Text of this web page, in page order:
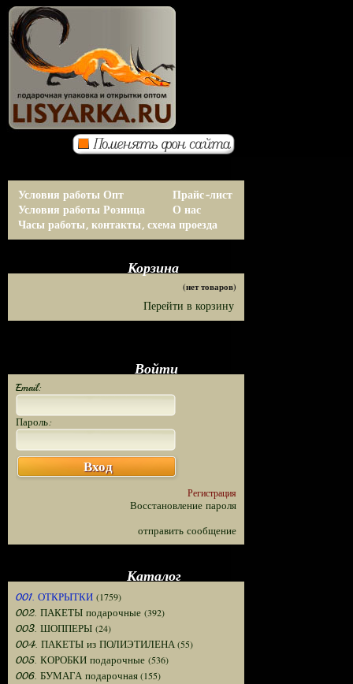
Условия работы Опт
Условия работы Розница
Прайс-лист
О нас
Часы работы, контакты, схема проезда
Корзина
(нет товаров)
Перейти в корзину
Войти
Email:
Пароль:
Вход
Регистрация
Восстановление пароля
отправить сообщение
Каталог
001. ОТКРЫТКИ (1759)
002. ПАКЕТЫ подарочные (392)
003. ШОППЕРЫ (24)
004. ПАКЕТЫ из ПОЛИЭТИЛЕНА(55)
005. КОРОБКИ подарочные (536)
006. БУМАГА подарочная(155)